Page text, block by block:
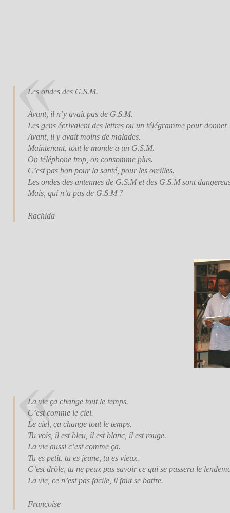
Les ondes des G.S.M.
Avant, il n’y avait pas de G.S.M.
Les gens écrivaient des lettres ou un télégramme pour donner
Avant, il y avait moins de malades.
Maintenant, tout le monde a un G.S.M.
On téléphone trop, on consomme plus.
C’est pas bon pour la santé, pour les oreilles.
Les ondes des antennes de G.S.M et des G.S.M sont
Mais, qui n’a pas de G.S.M ?
Rachida
La vie ça change tout le temps.
C’est comme le ciel.
Le ciel, ça change tout le temps.
Tu vois, il est bleu, il est blanc, il est rouge.
La vie aussi c’est comme ça.
Tu es petit, tu es jeune, tu es vieux.
C’est drôle, tu ne peux pas savoir ce qui se passera le
La vie, ce n’est pas facile, il faut se battre.
Françoise